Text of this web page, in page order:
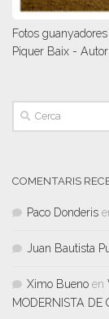
Fotos
Piquer Baix -
COMENTARIS
Paco Donderis
Juan Bautista
Ximo Bueno en
MODERNISTA DE